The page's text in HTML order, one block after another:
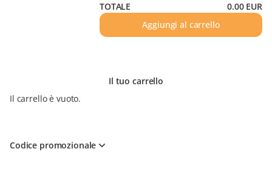
TOTALE 0.00 EUR
Aggiungi al carrello
Il tuo carrello
Il carrello è vuoto.
Codice promozionale